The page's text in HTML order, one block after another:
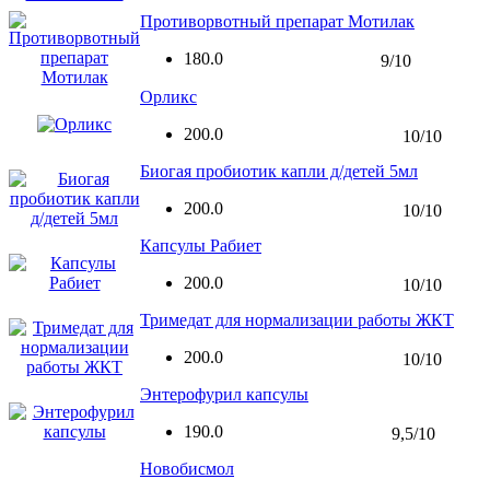
Противорвотный препарат Мотилак
180.0
9/10
Орликс
200.0
10/10
Биогая пробиотик капли д/детей 5мл
200.0
10/10
Капсулы Рабиет
200.0
10/10
Тримедат для нормализации работы ЖКТ
200.0
10/10
Энтерофурил капсулы
190.0
9,5/10
Новобисмол